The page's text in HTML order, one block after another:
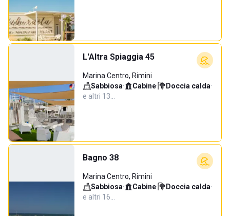
L'Altra Spiaggia 45
Marina Centro, Rimini
Sabbiosa· Cabine· Doccia calda·
e altri 13…
Bagno 38
Marina Centro, Rimini
Sabbiosa· Cabine· Doccia calda·
e altri 16…